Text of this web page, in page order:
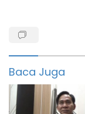
Dindikbud
Dinkes
featured
Baca Juga